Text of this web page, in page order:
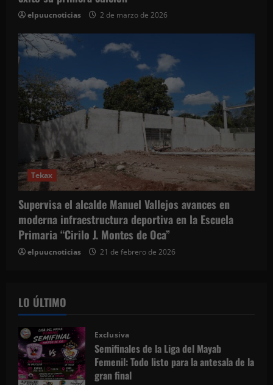
elpuucnoticias 2 de marzo de 2026
Tekax
Supervisa el alcalde Manuel Vallejos avances en
moderna infraestructura deportiva en la Escuela
Primaria “Cirilo J. Montes de Oca”
elpuucnoticias 21 de febrero de 2026
LO ÚLTIMO
Exclusiva
Semifinales de la Liga del Mayab
Femenil: Todo listo para la antesala de la
gran final